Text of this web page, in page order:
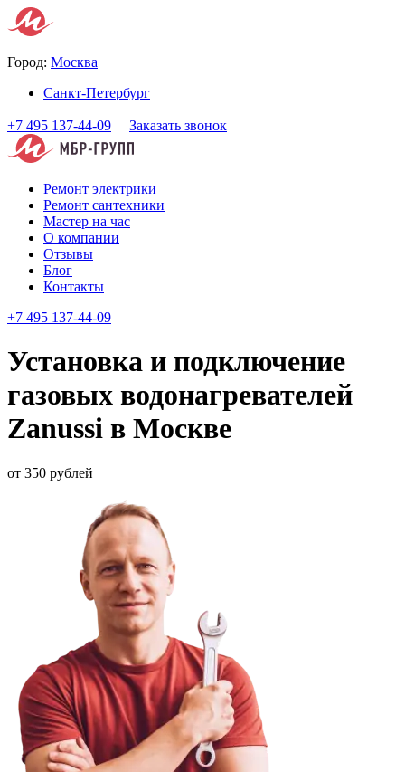
Город: Москва
Санкт-Петербург
+7 495 137-44-09 Заказать звонок
Ремонт электрики
Ремонт сантехники
Мастер на час
О компании
Отзывы
Блог
Контакты
+7 495 137-44-09
Установка и подключение
газовых водонагревателей
Zanussi в Москве
от 350 рублей